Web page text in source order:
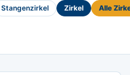
Stangenzirkel Zirkel Alle